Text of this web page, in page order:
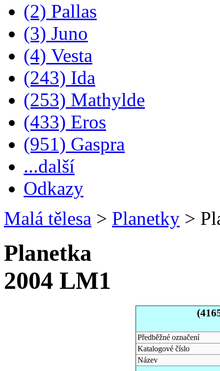
(2) Pallas
(3) Juno
(4) Vesta
(243) Ida
(253) Mathylde
(433) Eros
(951) Gaspra
...další
Odkazy
Malá tělesa > Planetky >
Planetka
2004 LM1
Předběžné označení
Katalogové číslo
Název